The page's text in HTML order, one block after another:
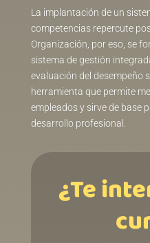
La implantación de un
competencias repercute
Organización, por eso, se
sistema de gestión
evaluación del desempeño
herramienta que permite
empleados y sirve de base
desarrollo profesional.
¿Te